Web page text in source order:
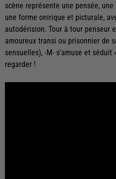
scène représente une pensée,
une forme onirique et picturale,
autodérision. Tour à tour penseur
amoureux transi ou prisonnier de
sensuelles), -M- s'amuse et séduit
regarder !